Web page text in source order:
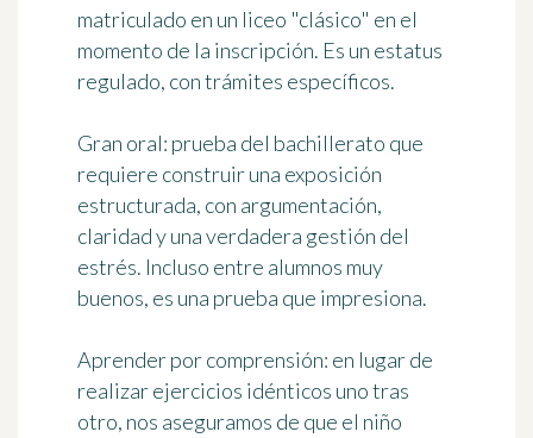
matriculado en un liceo "clásico" en el
momento de la inscripción. Es un estatus
regulado, con trámites específicos.
Gran oral: prueba del bachillerato que
requiere construir una exposición
estructurada, con argumentación,
claridad y una verdadera gestión del
estrés. Incluso entre alumnos muy
buenos, es una prueba que impresiona.
Aprender por comprensión: en lugar de
realizar ejercicios idénticos uno tras
otro, nos aseguramos de que el niño